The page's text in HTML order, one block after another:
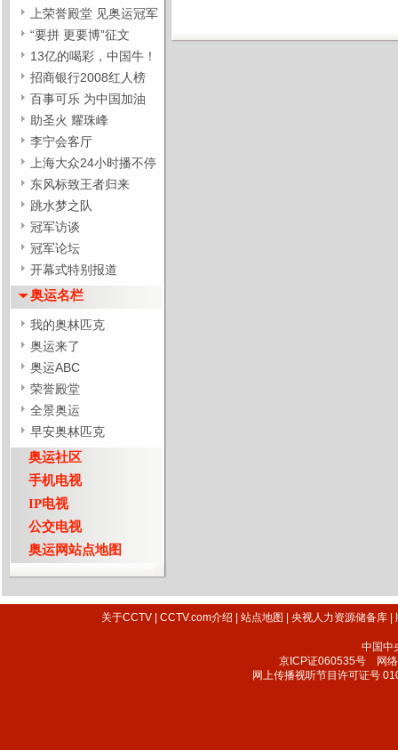
上荣誉殿堂 见奥运冠军
“要拼 更要博”征文
13亿的喝彩，中国牛！
招商银行2008红人榜
百事可乐 为中国加油
助圣火 耀珠峰
李宁会客厅
上海大众24小时播不停
东风标致王者归来
跳水梦之队
冠军访谈
冠军论坛
开幕式特别报道
奥运名栏
我的奥林匹克
奥运来了
奥运ABC
荣誉殿堂
全景奥运
早安奥林匹克
奥运社区
手机电视
IP电视
公交电视
奥运网站点地图
关于CCTV |CCTV.com介绍 |站点地图 |央视人力资源储备库 |
中国中
京ICP证060535号 网络
网上传播视听节目许可证号